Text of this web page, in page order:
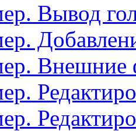
Вывод
Внешние